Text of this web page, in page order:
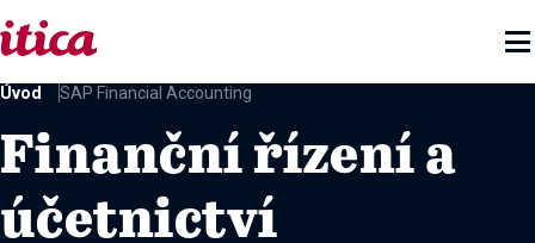

Úvod SAP Financial Accounting
Finanční řízení a
účetnictví